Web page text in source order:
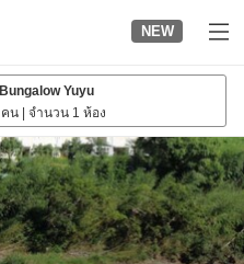
NEW
Yuyu
น จำนวน 1 ห้อง